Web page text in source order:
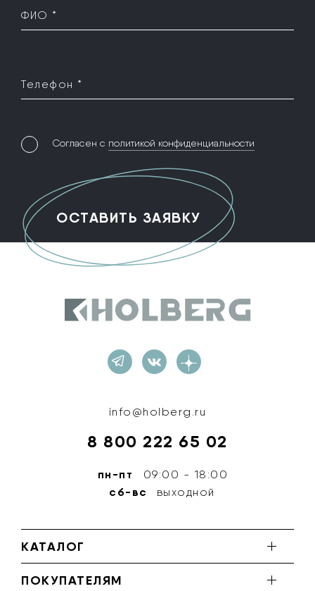
ФИО *
Телефон *
Согласен с политикой конфиденциальности
info@holberg.ru
8 800 222 65 02
пн-пт 09:00 - 18:00
сб-вс выходной
КАТАЛОГ
ПОКУПАТЕЛЯМ